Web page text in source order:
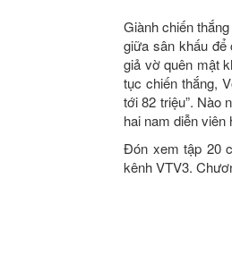
Giành chiến
giữa sân khấu để
giả vờ quên mật
tục chiến thắng,
tới 82 triệu”. Nào
hai nam diễn viên
Đón xem tập 20
kênh VTV3.